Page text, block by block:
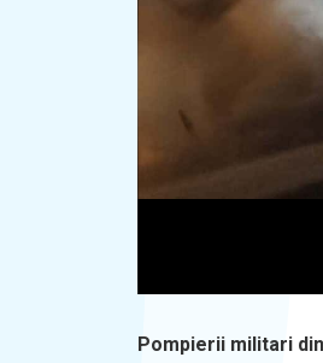
Pompierii militari